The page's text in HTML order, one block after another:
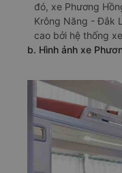
đó, xe Phương
Krông Năng - Đắk
cao bởi hệ thống
b. Hình ảnh xe